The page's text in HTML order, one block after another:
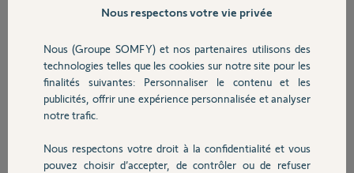
Sécurité
Domotique
Chauffage
votre box est déjà activée. Contactez-nous sur forum.somfy.fr.
Comment solutionner ce problème.?
Merci,
Patrick B.
il y a presque 2 ans
Nous respectons votre vie privée
Nous (Groupe SOMFY) et nos partenaires utilisons des
technologies telles que les cookies sur notre site pour les
finalités suivantes: Personnaliser le contenu et les
publicités, offrir une expérience personnalisée et analyser
notre trafic.
Nous respectons votre droit à la confidentialité et vous
pouvez choisir d’accepter, de contrôler ou de refuser